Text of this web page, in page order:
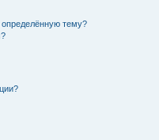
определённую тему?